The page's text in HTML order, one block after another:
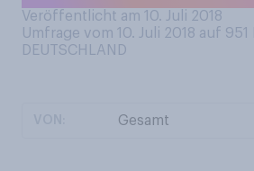
Veröffentlicht am 10. Juli 2018
Umfrage vom 10. Juli 2018 auf 951
DEUTSCHLAND